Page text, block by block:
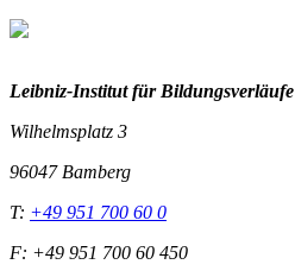
Leibniz-Institut für Bildungsverläufe
Wilhelmsplatz 3
96047 Bamberg
T: +49 951 700 60 0
F: +49 951 700 60 450